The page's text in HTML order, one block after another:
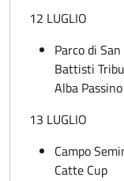
12 LUGLIO
Parco di
Battisti
Alba Passino
13 LUGLIO
Campo
Catte Cup